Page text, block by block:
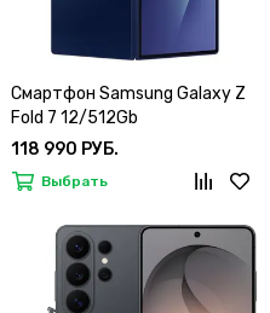
Смартфон Samsung Galaxy Z
Fold 7 12/512Gb
118 990 РУБ.
Выбрать